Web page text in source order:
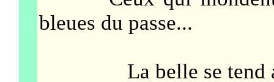
bleues du passe...
La belle se tend